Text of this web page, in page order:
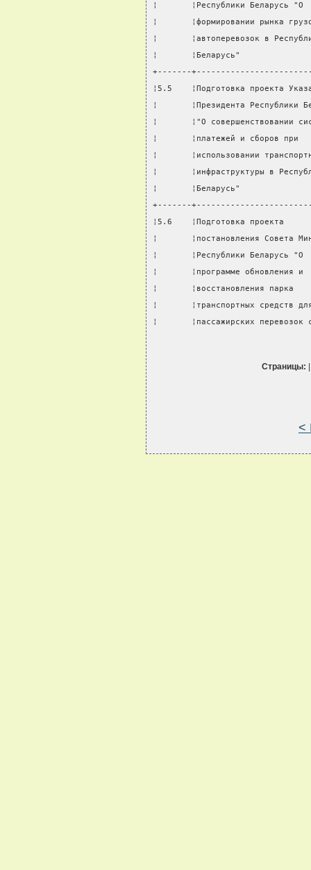
¦       ¦Республики Беларусь
¦       ¦формировании
¦       ¦автоперевозок в
¦       ¦Беларусь"
+-------
¦5.5    ¦Подготовка проекта
¦       ¦Президента
¦       ¦"О совершенствовании
¦       ¦платежей и сборов
¦       ¦использовании
¦       ¦инфраструктуры в
¦       ¦Беларусь"
+-------
¦5.6    ¦Подготовка проекта
¦       ¦постановления Совета
¦       ¦Республики
¦       ¦программе обновления
¦       ¦восстановления
¦       ¦транспортных
¦       ¦пассажирских
Страницы:
<